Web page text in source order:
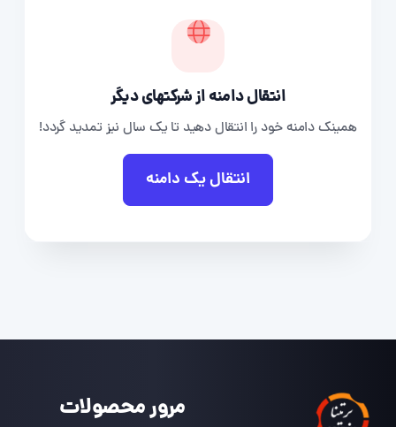
انتقال دامنه از شرکتهای دیگر
همینک دامنه خود را انتقال دهید تا یک سال نیز تمدید گردد!
انتقال یک دامنه
مرور محصولات